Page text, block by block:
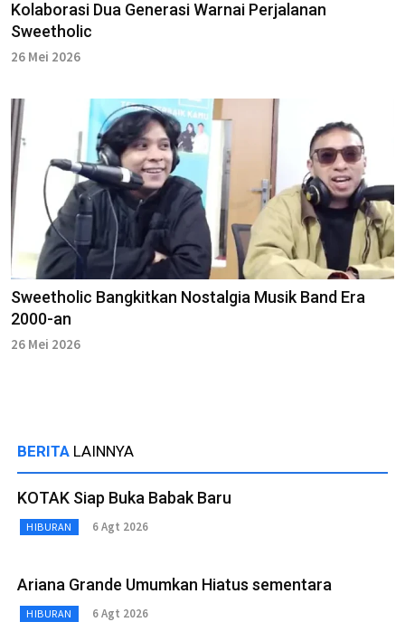
Kolaborasi Dua Generasi Warnai Perjalanan
Sweetholic
26 Mei 2026
Sweetholic Bangkitkan Nostalgia Musik Band Era
2000-an
26 Mei 2026
BERITA LAINNYA
KOTAK Siap Buka Babak Baru
HIBURAN 6 Agt 2026
Ariana Grande Umumkan Hiatus sementara
HIBURAN 6 Agt 2026